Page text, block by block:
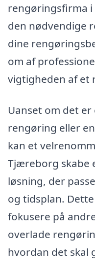
rengøringsfirma
den nødvendige
dine
om af
vigtigheden af et
Uanset om det
rengøring eller
kan et
Tjæreborg skabe
løsning, der
og tidsplan.
fokusere på
overlade
hvordan det skal